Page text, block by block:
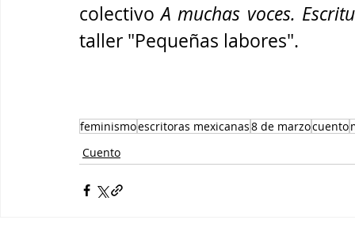
colectivo A muchas voces.
taller "Pequeñas labores".
feminismoescritoras mexicanas8 de marzocuento
Cuento